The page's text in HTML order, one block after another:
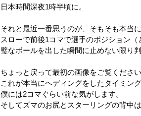
日本時間深夜1時半頃に。
それと最近一番思うのが、そもそも本当
スローで前後1コマで選手のポジション
璧なボールを出した瞬間に止めない限り
ちょっと戻って最初の画像をご覧ください
これが本当にヘディングをしたタイミン
僕には2コマぐらい前な気がします。
そしてズマのお尻とスターリングの背中